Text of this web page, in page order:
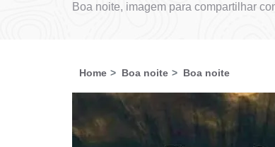
Boa noite, imagem para compartilhar
Home Boa noite Boa noite